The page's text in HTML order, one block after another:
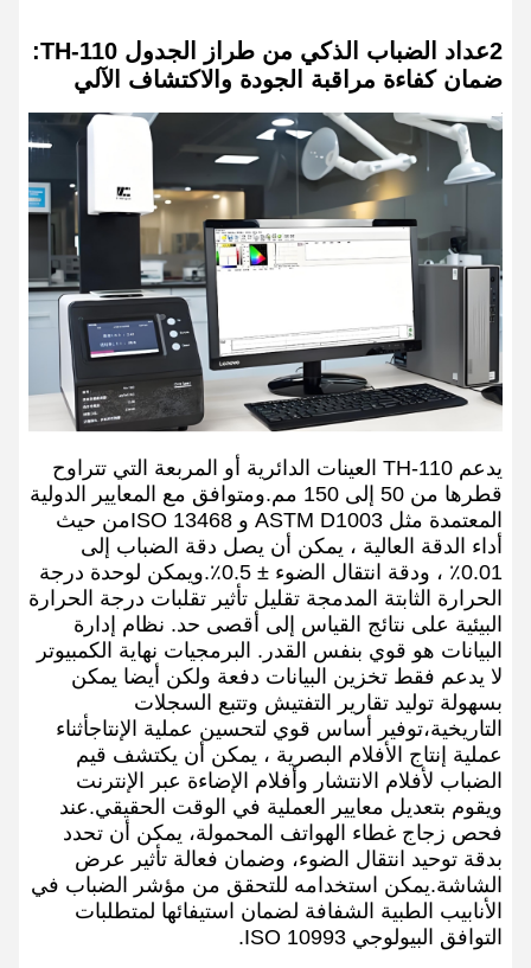
2عداد الضباب الذكي من طراز الجدول TH-110:
ضمان كفاءة مراقبة الجودة والاكتشاف الآلي
يدعم TH-110 العينات الدائرية أو المربعة التي تتراوح
قطرها من 50 إلى 150 مم.ومتوافق مع المعايير الدولية
المعتمدة مثل ASTM D1003 و ISO 13468من حيث
أداء الدقة العالية ، يمكن أن يصل دقة الضباب إلى
0.01٪ ، ودقة انتقال الضوء ± 0.5٪.ويمكن لوحدة درجة
الحرارة الثابتة المدمجة تقليل تأثير تقلبات درجة الحرارة
البيئية على نتائج القياس إلى أقصى حد. نظام إدارة
البيانات هو قوي بنفس القدر. البرمجيات نهاية الكمبيوتر
لا يدعم فقط تخزين البيانات دفعة ولكن أيضا يمكن
بسهولة توليد تقارير التفتيش وتتبع السجلات
التاريخية،توفير أساس قوي لتحسين عملية الإنتاجأثناء
عملية إنتاج الأفلام البصرية ، يمكن أن يكتشف قيم
الضباب لأفلام الانتشار وأفلام الإضاءة عبر الإنترنت
ويقوم بتعديل معايير العملية في الوقت الحقيقي.عند
فحص زجاج غطاء الهواتف المحمولة، يمكن أن تحدد
بدقة توحيد انتقال الضوء، وضمان فعالة تأثير عرض
الشاشة.يمكن استخدامه للتحقق من مؤشر الضباب في
الأنابيب الطبية الشفافة لضمان استيفائها لمتطلبات
التوافق البيولوجي ISO 10993.